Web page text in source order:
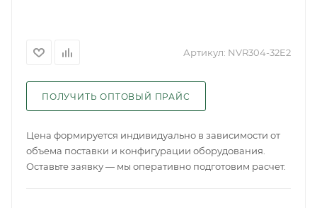
Артикул: NVR304-32E2
ПОЛУЧИТЬ ОПТОВЫЙ ПРАЙС
Цена формируется индивидуально в зависимости от
объема поставки и конфигурации оборудования.
Оставьте заявку — мы оперативно подготовим расчет.